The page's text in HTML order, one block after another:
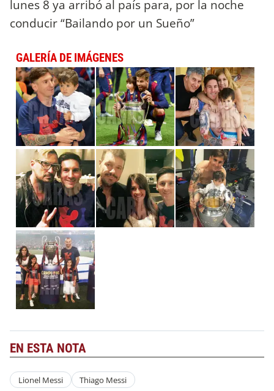
lunes 8 ya arribó al país para, por la noche
conducir “Bailando por un Sueño”
GALERÍA DE IMÁGENES
EN ESTA NOTA
Lionel Messi Thiago Messi